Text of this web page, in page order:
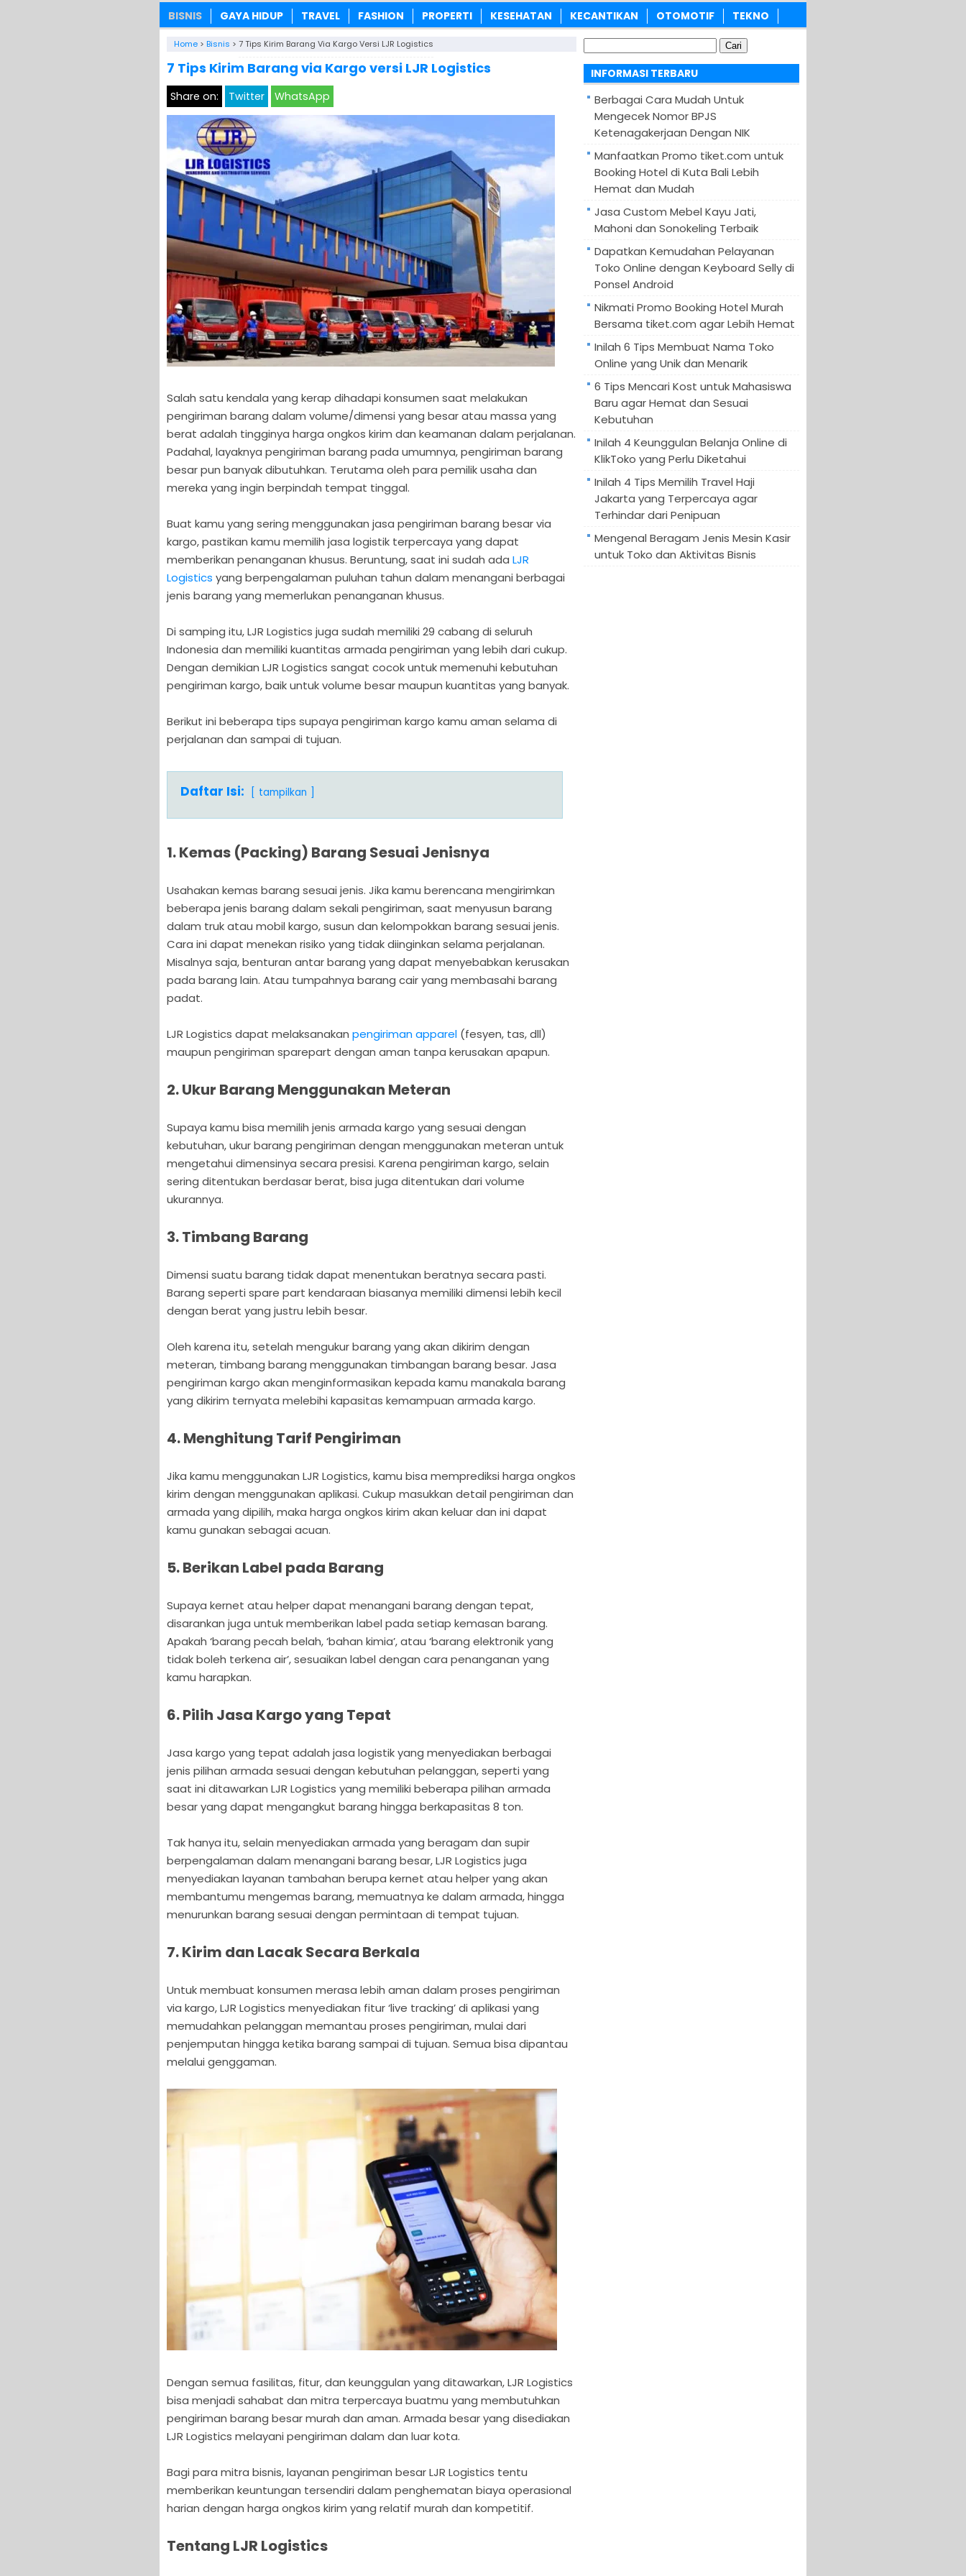
BISNIS GAYA HIDUP TRAVEL FASHION PROPERTI KESEHATAN KECANTIKAN OTOMOTIF TEKNO
Home > Bisnis > 7 Tips Kirim Barang Via Kargo Versi LJR Logistics
7 Tips Kirim Barang via Kargo versi LJR Logistics
Share on: Twitter WhatsApp
Salah satu kendala yang kerap dihadapi konsumen saat melakukan
pengiriman barang dalam volume/dimensi yang besar atau massa yang
berat adalah tingginya harga ongkos kirim dan keamanan dalam perjalanan.
Padahal, layaknya pengiriman barang pada umumnya, pengiriman barang
besar pun banyak dibutuhkan. Terutama oleh para pemilik usaha dan
mereka yang ingin berpindah tempat tinggal.
Buat kamu yang sering menggunakan jasa pengiriman barang besar via
kargo, pastikan kamu memilih jasa logistik terpercaya yang dapat
memberikan penanganan khusus. Beruntung, saat ini sudah ada LJR
Logistics yang berpengalaman puluhan tahun dalam menangani berbagai
jenis barang yang memerlukan penanganan khusus.
Di samping itu, LJR Logistics juga sudah memiliki 29 cabang di seluruh
Indonesia dan memiliki kuantitas armada pengiriman yang lebih dari cukup.
Dengan demikian LJR Logistics sangat cocok untuk memenuhi kebutuhan
pengiriman kargo, baik untuk volume besar maupun kuantitas yang banyak.
Berikut ini beberapa tips supaya pengiriman kargo kamu aman selama di
perjalanan dan sampai di tujuan.
Daftar Isi: tampilkan
1. Kemas (Packing) Barang Sesuai Jenisnya
Usahakan kemas barang sesuai jenis. Jika kamu berencana mengirimkan
beberapa jenis barang dalam sekali pengiriman, saat menyusun barang
dalam truk atau mobil kargo, susun dan kelompokkan barang sesuai jenis.
Cara ini dapat menekan risiko yang tidak diinginkan selama perjalanan.
Misalnya saja, benturan antar barang yang dapat menyebabkan kerusakan
pada barang lain. Atau tumpahnya barang cair yang membasahi barang
padat.
LJR Logistics dapat melaksanakan pengiriman apparel (fesyen, tas, dll)
maupun pengiriman sparepart dengan aman tanpa kerusakan apapun.
2. Ukur Barang Menggunakan Meteran
Supaya kamu bisa memilih jenis armada kargo yang sesuai dengan
kebutuhan, ukur barang pengiriman dengan menggunakan meteran untuk
mengetahui dimensinya secara presisi. Karena pengiriman kargo, selain
sering ditentukan berdasar berat, bisa juga ditentukan dari volume
ukurannya.
3. Timbang Barang
Dimensi suatu barang tidak dapat menentukan beratnya secara pasti.
Barang seperti spare part kendaraan biasanya memiliki dimensi lebih kecil
dengan berat yang justru lebih besar.
Oleh karena itu, setelah mengukur barang yang akan dikirim dengan
meteran, timbang barang menggunakan timbangan barang besar. Jasa
pengiriman kargo akan menginformasikan kepada kamu manakala barang
yang dikirim ternyata melebihi kapasitas kemampuan armada kargo.
4. Menghitung Tarif Pengiriman
Jika kamu menggunakan LJR Logistics, kamu bisa memprediksi harga ongkos
kirim dengan menggunakan aplikasi. Cukup masukkan detail pengiriman dan
armada yang dipilih, maka harga ongkos kirim akan keluar dan ini dapat
kamu gunakan sebagai acuan.
5. Berikan Label pada Barang
Supaya kernet atau helper dapat menangani barang dengan tepat,
disarankan juga untuk memberikan label pada setiap kemasan barang.
Apakah ‘barang pecah belah, ‘bahan kimia’, atau ‘barang elektronik yang
tidak boleh terkena air’, sesuaikan label dengan cara penanganan yang
kamu harapkan.
6. Pilih Jasa Kargo yang Tepat
Jasa kargo yang tepat adalah jasa logistik yang menyediakan berbagai
jenis pilihan armada sesuai dengan kebutuhan pelanggan, seperti yang
saat ini ditawarkan LJR Logistics yang memiliki beberapa pilihan armada
besar yang dapat mengangkut barang hingga berkapasitas 8 ton.
Tak hanya itu, selain menyediakan armada yang beragam dan supir
berpengalaman dalam menangani barang besar, LJR Logistics juga
menyediakan layanan tambahan berupa kernet atau helper yang akan
membantumu mengemas barang, memuatnya ke dalam armada, hingga
menurunkan barang sesuai dengan permintaan di tempat tujuan.
7. Kirim dan Lacak Secara Berkala
Untuk membuat konsumen merasa lebih aman dalam proses pengiriman
via kargo, LJR Logistics menyediakan fitur ‘live tracking’ di aplikasi yang
memudahkan pelanggan memantau proses pengiriman, mulai dari
penjemputan hingga ketika barang sampai di tujuan. Semua bisa dipantau
melalui genggaman.
Dengan semua fasilitas, fitur, dan keunggulan yang ditawarkan, LJR Logistics
bisa menjadi sahabat dan mitra terpercaya buatmu yang membutuhkan
pengiriman barang besar murah dan aman. Armada besar yang disediakan
LJR Logistics melayani pengiriman dalam dan luar kota.
Bagi para mitra bisnis, layanan pengiriman besar LJR Logistics tentu
memberikan keuntungan tersendiri dalam penghematan biaya operasional
harian dengan harga ongkos kirim yang relatif murah dan kompetitif.
Tentang LJR Logistics
untuk:
INFORMASI TERBARU
Berbagai Cara Mudah Untuk
Mengecek Nomor BPJS
Ketenagakerjaan Dengan NIK
Manfaatkan Promo tiket.com untuk
Booking Hotel di Kuta Bali Lebih
Hemat dan Mudah
Jasa Custom Mebel Kayu Jati,
Mahoni dan Sonokeling Terbaik
Dapatkan Kemudahan Pelayanan
Toko Online dengan Keyboard Selly di
Ponsel Android
Nikmati Promo Booking Hotel Murah
Bersama tiket.com agar Lebih Hemat
Inilah 6 Tips Membuat Nama Toko
Online yang Unik dan Menarik
6 Tips Mencari Kost untuk Mahasiswa
Baru agar Hemat dan Sesuai
Kebutuhan
Inilah 4 Keunggulan Belanja Online di
KlikToko yang Perlu Diketahui
Inilah 4 Tips Memilih Travel Haji
Jakarta yang Terpercaya agar
Terhindar dari Penipuan
Mengenal Beragam Jenis Mesin Kasir
untuk Toko dan Aktivitas Bisnis